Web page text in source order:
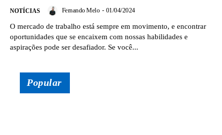
NOTÍCIAS Fernando Melo - 01/04/2024
O mercado de trabalho está sempre em movimento, e encontrar
oportunidades que se encaixem com nossas habilidades e
aspirações pode ser desafiador. Se você...
Popular